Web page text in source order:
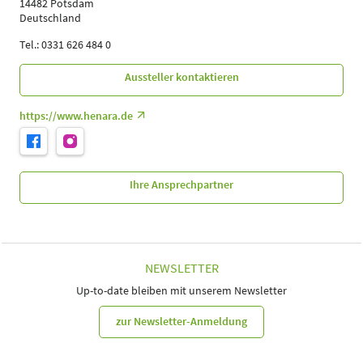
14482 Potsdam
Deutschland
Tel.: 0331 626 484 0
Aussteller kontaktieren
https://www.henara.de
Ihre Ansprechpartner
NEWSLETTER
Up-to-date bleiben mit unserem Newsletter
zur Newsletter-Anmeldung